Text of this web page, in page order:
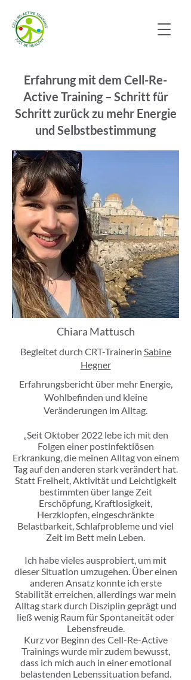
Erfahrung mit dem Cell-Re-
Active Training – Schritt für
Schritt zurück zu mehr Energie
und Selbstbestimmung
Chiara Mattusch
Begleitet durch CRT-Trainerin Sabine
Hegner
Erfahrungsbericht über mehr Energie,
Wohlbefinden und kleine
Veränderungen im Alltag.
„Seit Oktober 2022 lebe ich mit den
Folgen einer postinfektiösen
Erkrankung, die meinen Alltag von einem
Tag auf den anderen stark verändert hat.
Statt Freiheit, Aktivität und Leichtigkeit
bestimmten über lange Zeit
Erschöpfung, Kraftlosigkeit,
Herzklopfen, eingeschränkte
Belastbarkeit, Schlafprobleme und viel
Zeit im Bett mein Leben.
Ich habe vieles ausprobiert, um mit
dieser Situation umzugehen. Über einen
anderen Ansatz konnte ich erste
Stabilität erreichen, allerdings war mein
Alltag stark durch Disziplin geprägt und
ließ wenig Raum für Spontaneität oder
Lebensfreude.
Kurz vor Beginn des Cell-Re-Active
Trainings wurde mir zudem bewusst,
dass ich mich auch in einer emotional
belastenden Lebenssituation befand.